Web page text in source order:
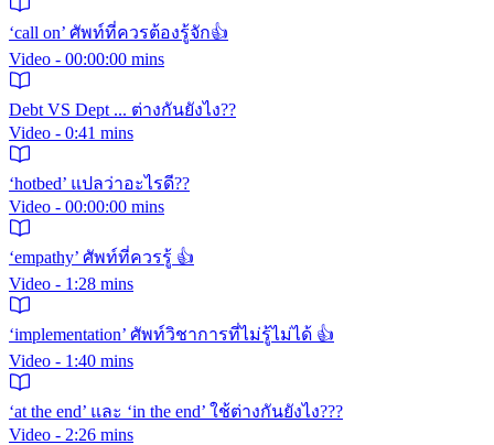
‘call on’ ศัพท์ที่ควรต้องรู้จัก👍
Video - 00:00:00 mins
Debt VS Dept ... ต่างกันยังไง??
Video - 0:41 mins
‘hotbed’ แปลว่าอะไรดี??
Video - 00:00:00 mins
‘empathy’ ศัพท์ที่ควรรู้ 👍
Video - 1:28 mins
‘implementation’ ศัพท์วิชาการที่ไม่รู้ไม่ได้ 👍
Video - 1:40 mins
‘at the end’ และ ‘in the end’ ใช้ต่างกันยังไง???
Video - 2:26 mins